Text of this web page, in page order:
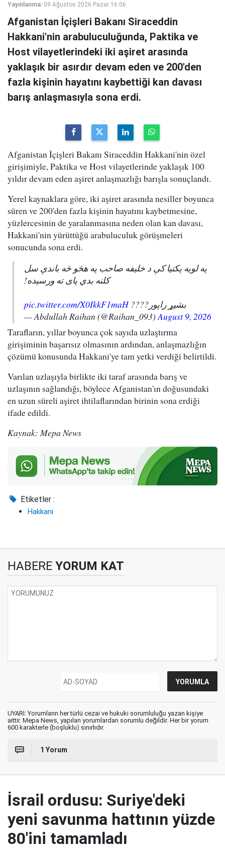
Yayınlanma: 09 Ağustos 2026 Pazar 16:06
Afganistan İçişleri Bakanı Siraceddin
Hakkani'nin arabuluculuğunda, Paktika ve
Host vilayetlerindeki iki aşiret arasında
yaklaşık bir asırdır devam eden ve 200'den
fazla kişinin hayatını kaybettiği kan davası
barış anlaşmasıyla sona erdi.
Afganistan İçişleri Bakanı Siraceddin Hakkani'nin özel
girişimiyle, Paktika ve Host vilayetlerinde yaklaşık 100
yıldır devam eden aşiret anlaşmazlığı barışla sonuçlandı.
Yerel kaynaklara göre, iki aşiret arasında nesiller boyunca
süren ve 200'den fazla kişinin hayatını kaybetmesine,
yüzlercesinin de yaralanmasına neden olan kan davası,
Hakkani'nin yürüttüğü arabuluculuk görüşmeleri
sonucunda sona erdi.
په لویه پکتیا کې د خلیفه صاحب په هڅو څه باندې سل
کلنه بدي پای ته ورسېده!
بشپړ راپور????pic.twitter.com/X0IkkF1maH
— Abdullah Raihan (@Raihan_093) August 9, 2026
Tarafların, yıllar boyunca çok sayıda uzlaştırma
girişiminin başarısız olmasının ardından, anlaşmazlığın
çözümü konusunda Hakkani'ye tam yetki verdiği belirtildi.
Varılan uzlaşıyla birlikte iki taraf arasında barış ve
uzlaşının sağlandığı, böylece Afganistan'ın doğusundaki
en uzun süreli aşiret ihtilaflarından birinin sona erdiği
ifade edildi.
Kaynak: Mepa News
Etiketler :
Hakkani
HABERE YORUM KAT
UYARI: Yorumların her türlü cezai ve hukuki sorumluluğu yazan kişiye
aittir. Mepa News, yapılan yorumlardan sorumlu değildir. Her bir yorum
600 karakterle (boşluklu) sınırlıdır.
1 Yorum
İsrail ordusu: Suriye'deki
yeni savunma hattının yüzde
80'ini tamamladı